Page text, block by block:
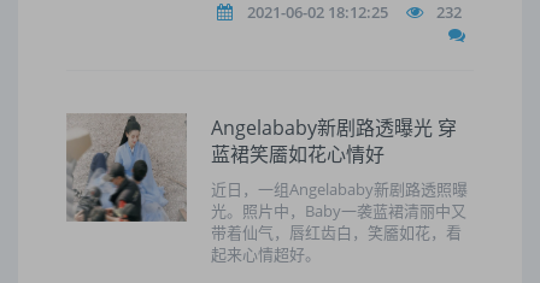
2021-06-02 18:12:25 232
Angelababy新剧路透曝光 穿
蓝裙笑靥如花心情好
近日，一组Angelababy新剧路透照曝
光。照片中，Baby一袭蓝裙清丽中又
带着仙气，唇红齿白，笑靥如花，看
起来心情超好。